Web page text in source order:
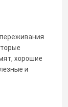
хорошие
и